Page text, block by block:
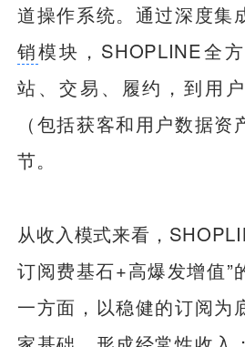
道操作系统。通过深度集
销模块，SHOPLINE全
站、交易、履约，到用
（包括获客和用户数据
节。
从收入模式来看，
订阅费基石+高爆发增值”
一方面，以稳健的订阅为